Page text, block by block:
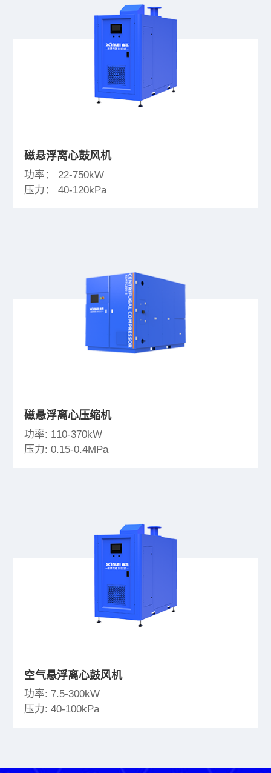
磁悬浮离心鼓风机
功率： 22-750kW
压力： 40-120kPa
磁悬浮离心压缩机
功率: 110-370kW
压力: 0.15-0.4MPa
空气悬浮离心鼓风机
功率: 7.5-300kW
压力: 40-100kPa